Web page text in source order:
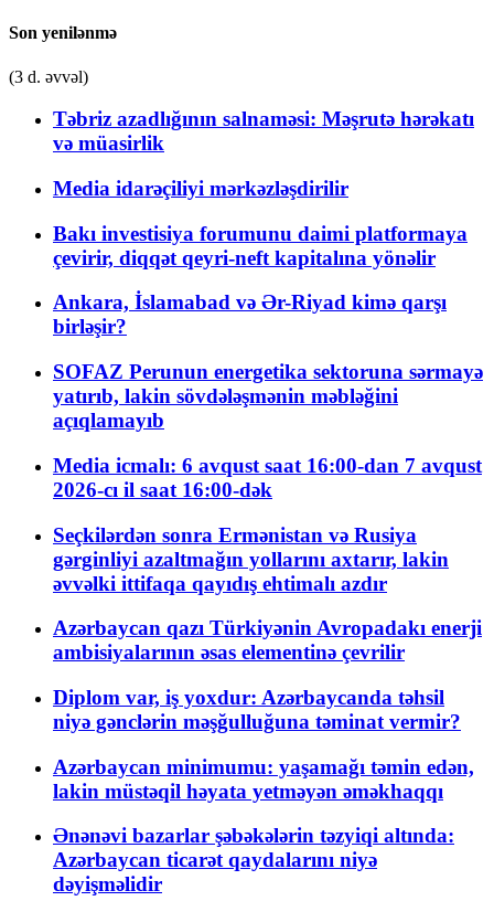
Son yenilənmə
(3 d. əvvəl)
Təbriz azadlığının salnaməsi: Məşrutə hərəkatı
və müasirlik
Media idarəçiliyi mərkəzləşdirilir
Bakı investisiya forumunu daimi platformaya
çevirir, diqqət qeyri-neft kapitalına yönəlir
Ankara, İslamabad və Ər-Riyad kimə qarşı
birləşir?
SOFAZ Perunun energetika sektoruna sərmayə
yatırıb, lakin sövdələşmənin məbləğini
açıqlamayıb
Media icmalı: 6 avqust saat 16:00-dan 7 avqust
2026-cı il saat 16:00-dək
Seçkilərdən sonra Ermənistan və Rusiya
gərginliyi azaltmağın yollarını axtarır, lakin
əvvəlki ittifaqa qayıdış ehtimalı azdır
Azərbaycan qazı Türkiyənin Avropadakı enerji
ambisiyalarının əsas elementinə çevrilir
Diplom var, iş yoxdur: Azərbaycanda təhsil
niyə gənclərin məşğulluğuna təminat vermir?
Azərbaycan minimumu: yaşamağı təmin edən,
lakin müstəqil həyata yetməyən əməkhaqqı
Ənənəvi bazarlar şəbəkələrin təzyiqi altında:
Azərbaycan ticarət qaydalarını niyə
dəyişməlidir